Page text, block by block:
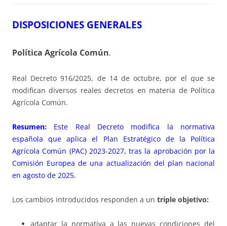
DISPOSICIONES GENERALES
Política Agrícola Común.
Real Decreto 916/2025, de 14 de octubre, por el que se
modifican diversos reales decretos en materia de Política
Agrícola Común.
Resumen: Este Real Decreto modifica la normativa
española que aplica el Plan Estratégico de la Política
Agrícola Común (PAC) 2023-2027, tras la aprobación por la
Comisión Europea de una actualización del plan nacional
en agosto de 2025.
Los cambios introducidos responden a un triple objetivo:
adaptar la normativa a las nuevas condiciones del